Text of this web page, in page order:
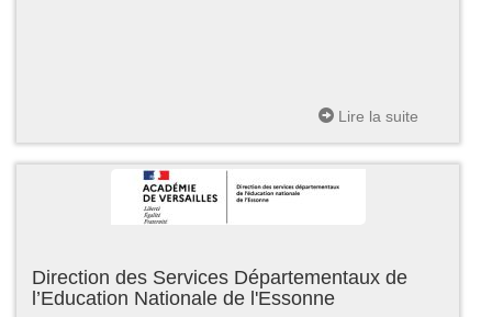
Lire la suite
Direction des Services Départementaux de
l’Education Nationale de l'Essonne